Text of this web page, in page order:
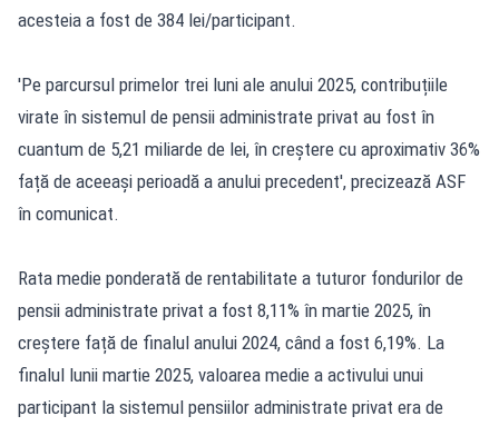
acesteia a fost de 384 lei/participant.
'Pe parcursul primelor trei luni ale anului 2025, contribuțiile
virate în sistemul de pensii administrate privat au fost în
cuantum de 5,21 miliarde de lei, în creștere cu aproximativ 36%
față de aceeași perioadă a anului precedent', precizează ASF
în comunicat.
Rata medie ponderată de rentabilitate a tuturor fondurilor de
pensii administrate privat a fost 8,11% în martie 2025, în
creștere față de finalul anului 2024, când a fost 6,19%. La
finalul lunii martie 2025, valoarea medie a activului unui
participant la sistemul pensiilor administrate privat era de